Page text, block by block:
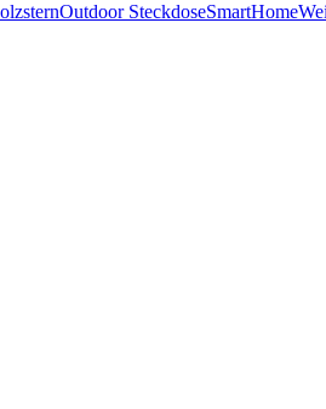
Outdoor SteckdoseSmartHome